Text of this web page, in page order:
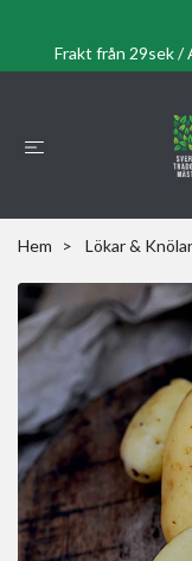
Frakt från 29sek /
Hem Lökar & Knölar